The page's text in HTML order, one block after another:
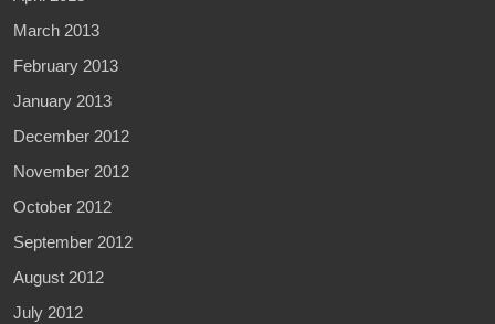
March 2013
February 2013
January 2013
December 2012
November 2012
October 2012
September 2012
August 2012
July 2012